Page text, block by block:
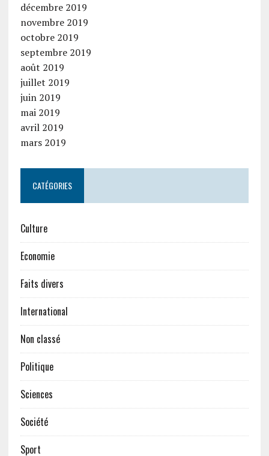
décembre 2019
novembre 2019
octobre 2019
septembre 2019
août 2019
juillet 2019
juin 2019
mai 2019
avril 2019
mars 2019
CATÉGORIES
Culture
Economie
Faits divers
International
Non classé
Politique
Sciences
Société
Sport